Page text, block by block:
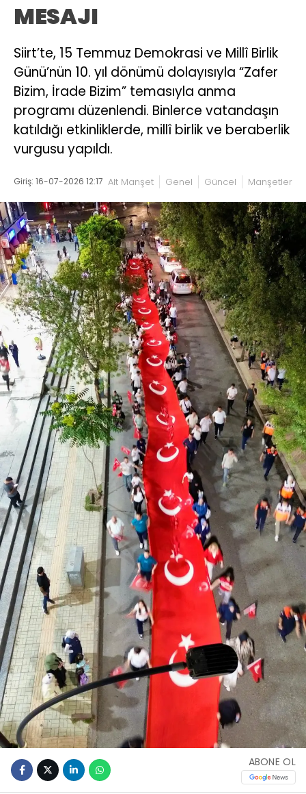
MESAJI
Siirt’te, 15 Temmuz Demokrasi ve Millî Birlik
Günü’nün 10. yıl dönümü dolayısıyla “Zafer
Bizim, İrade Bizim” temasıyla anma
programı düzenlendi. Binlerce vatandaşın
katıldığı etkinliklerde, millî birlik ve beraberlik
vurgusu yapıldı.
Giriş: 16-07-2026 12:17 Alt Manşet Genel Güncel Manşetler
ABONE OL